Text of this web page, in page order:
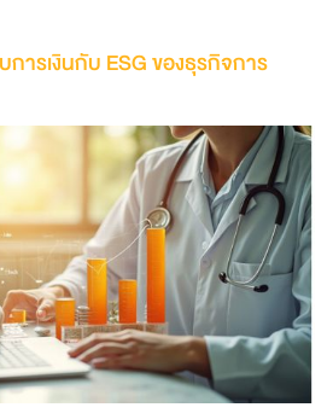
การเงินกับ ESG ของธุรกิจการ